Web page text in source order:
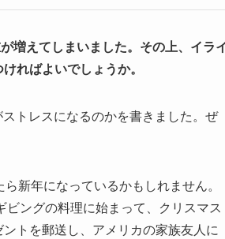
増えてしまいました。その上、イラ
ればよいでしょうか。
トレスになるのかを書きました。ぜ
新年になっているかもしれません。
ングの料理に始まって、クリスマス
トを郵送し、アメリカの家族友人に